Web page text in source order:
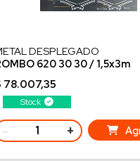
Stock
DESPLEGADO
620 30 30 / 1,5x3m
24.8 Kg/ud
78.007,35
- +